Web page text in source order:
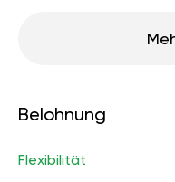
Belohnung
Flexibilität